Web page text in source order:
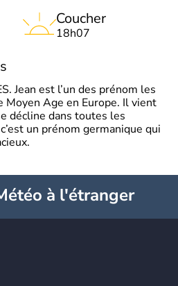
Coucher
18h07
Jean est l’un des prénom les
Moyen Age en Europe. Il vient
décline dans toutes les
un prénom germanique qui
à l'étranger